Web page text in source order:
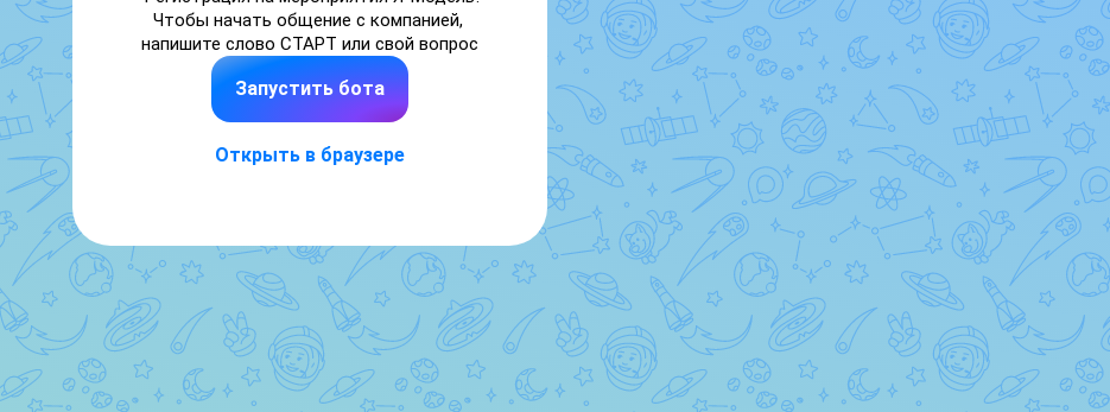
Чтобы начать общение с компанией,
напишите слово СТАРТ или свой вопрос
Запустить бота
Открыть в браузере